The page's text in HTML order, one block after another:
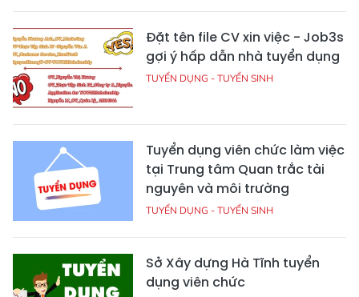
Đặt tên file CV xin việc - Job3s
gợi ý hấp dẫn nhà tuyển dụng
TUYỂN DỤNG - TUYỂN SINH
Tuyển dụng viên chức làm việc
tại Trung tâm Quan trắc tài
nguyên và môi trường
TUYỂN DỤNG - TUYỂN SINH
Sở Xây dựng Hà Tĩnh tuyển
dụng viên chức